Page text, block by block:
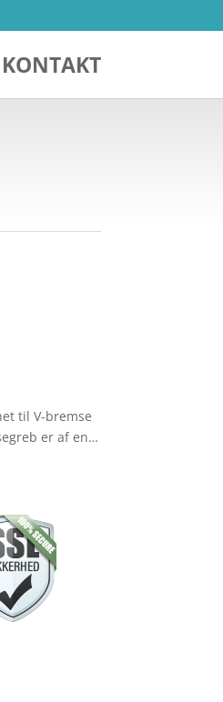
KONTAKT
til V-bremse
er af en…